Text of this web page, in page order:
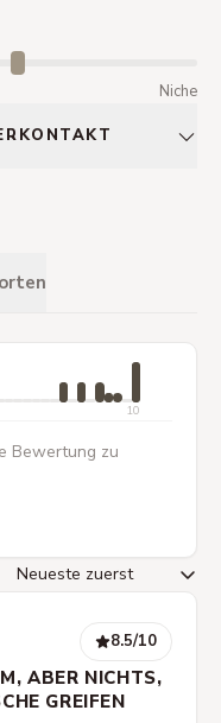
Niche
10
Bewertung zu
8.5/10
ABER NICHTS,
GREIFEN